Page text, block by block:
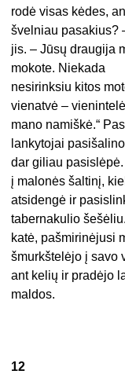
rodė visas kėdes,
švelniau pasakius?
jis. – Jūsų draugija
mokote. Niekada
nesirinksiu kitos
vienatvė – vienintelė
mano namiškė.“
lankytojai
dar giliau
į malonės šaltinį,
atsidengė ir
tabernakulio
katė, pašmirinėjusi
šmurkštelėjo į savo
ant kelių ir pradėjo
maldos.
12